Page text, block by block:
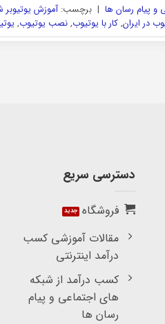
و پیام رسان ها | برچسب:آموزش
در ایران,کار با یوتیوب,نصب یوتیوب,
دسترسی سریع
فروشگاه
مقالات آموزشی کسب
درآمد اینترنتی
کسب درآمد از شبکه
های اجتماعی و پیام
رسان ها